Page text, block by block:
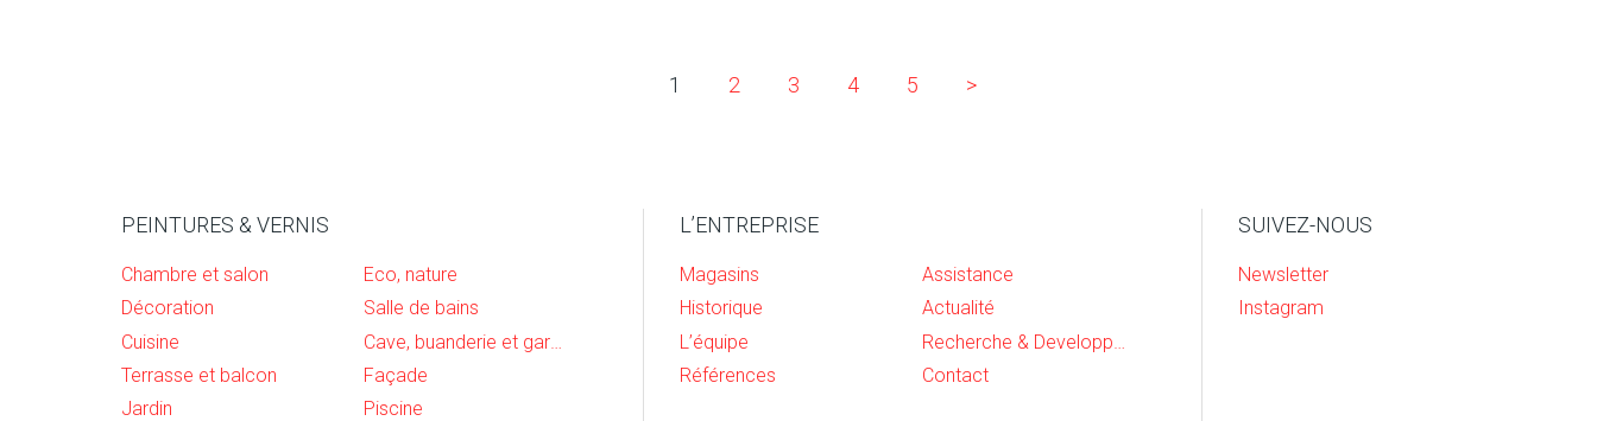
1 2 3 4 5 >
PEINTURES & VERNIS
Chambre et salon
Eco, nature
Décoration
Salle de bains
Cuisine
Terrasse et balcon
Façade
Jardin
Piscine
L’ENTREPRISE
Magasins
Assistance
Historique
Actualité
L’équipe
Références
Contact
SUIVEZ-NOUS
Newsletter
Instagram